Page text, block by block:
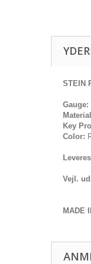
STEIN
Gauge:
Key
Color:
Vejl.
MADE